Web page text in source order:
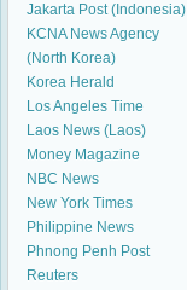
Jakarta Post (Indonesia)
KCNA News Agency
(North Korea)
Korea Herald
Los Angeles Time
Laos News (Laos)
Money Magazine
NBC News
New York Times
Philippine News
Phnong Penh Post
Reuters